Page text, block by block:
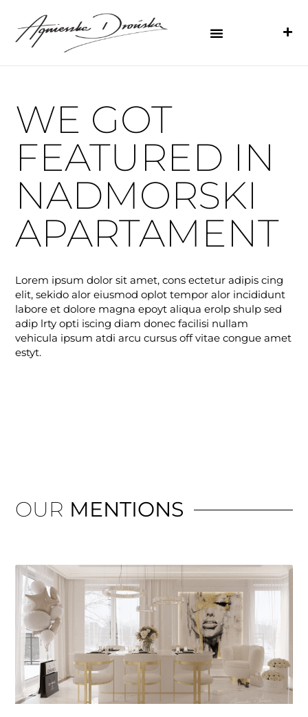
WE GOT
FEATURED IN
NADMORSKI
APARTAMENT
Lorem ipsum dolor sit amet, cons ectetur adipis cing
elit, sekido alor eiusmod oplot tempor alor incididunt
labore et dolore magna epoyt aliqua erolp shulp sed
adip lrty opti iscing diam donec facilisi nullam
vehicula ipsum atdi arcu cursus off vitae congue amet
estyt.
OUR MENTIONS